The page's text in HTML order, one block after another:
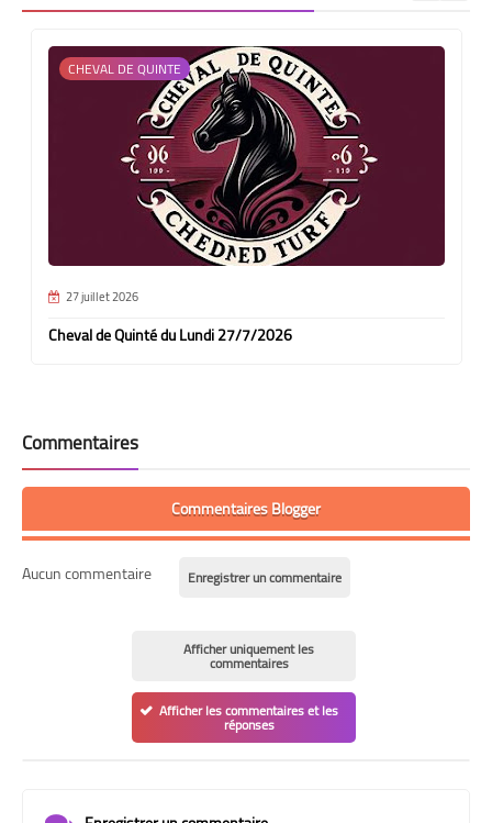
CHEVAL DE QUINTE
27 juillet 2026
Cheval de Quinté du Lundi 27/7/2026
Commentaires
Commentaires Blogger
Aucun commentaire Enregistrer un commentaire
Afficher uniquement les
commentaires
Afficher les commentaires et les
réponses